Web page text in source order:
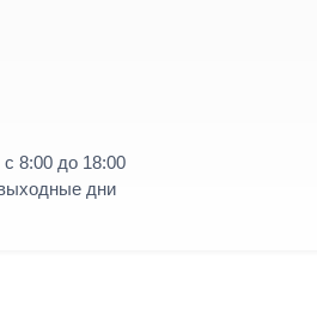
8:00 до 18:00
дни